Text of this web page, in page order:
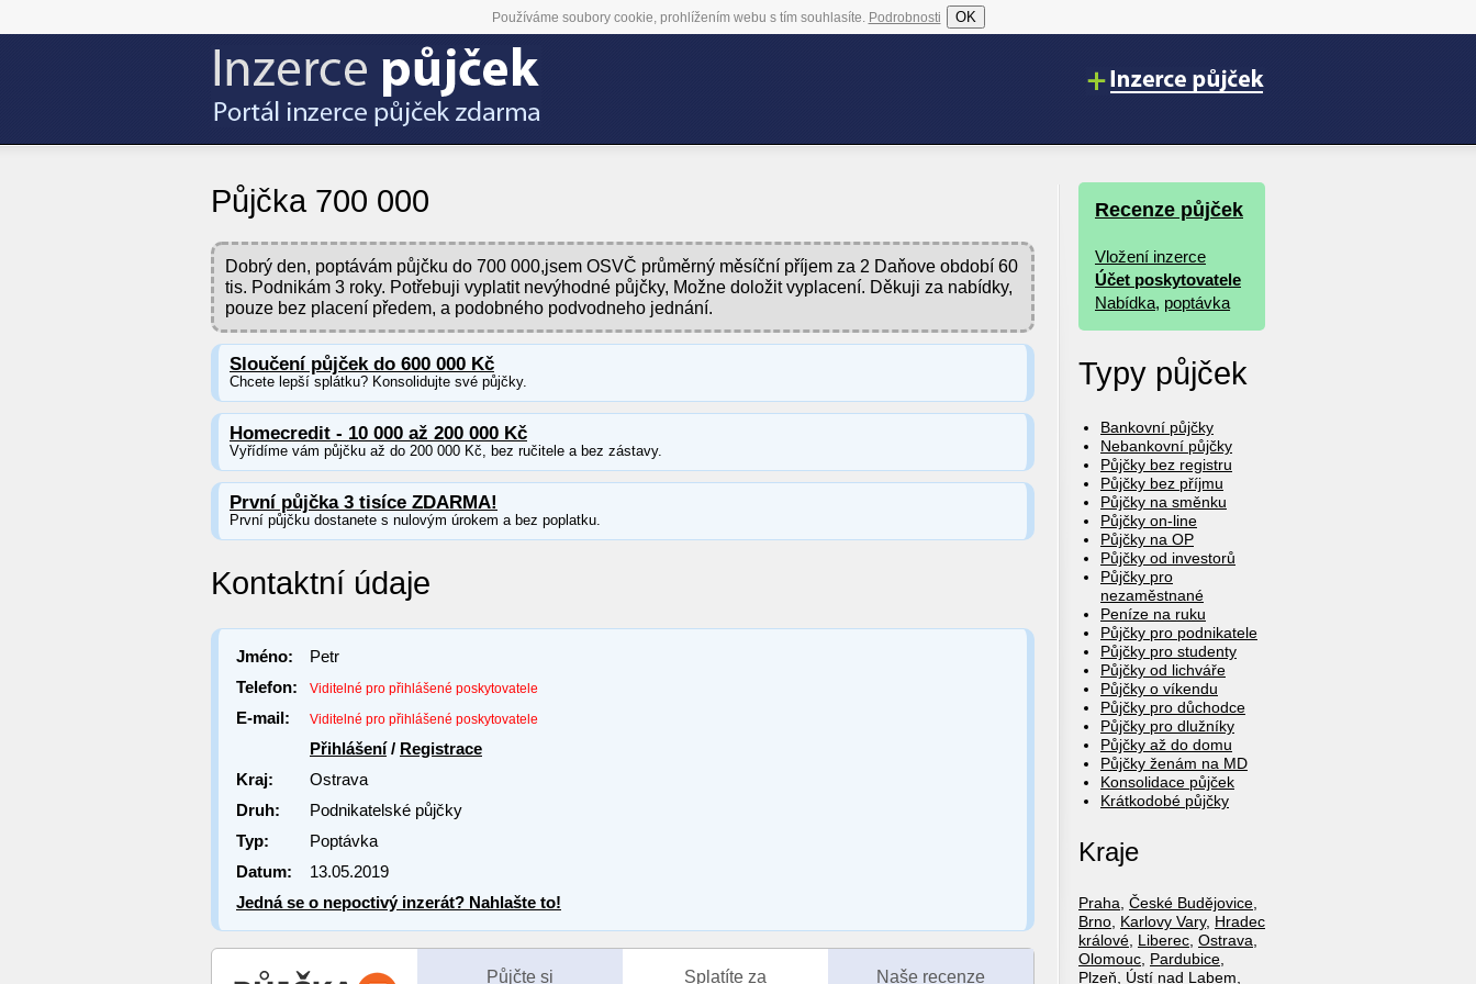
Používáme soubory cookie, prohlížením webu s tím souhlasíte. Podrobnosti OK
Půjčka 700 000
Dobrý den, poptávám půjčku do 700 000,jsem OSVČ průměrný měsíční příjem za 2 Daňove období 60
tis. Podnikám 3 roky. Potřebuji vyplatit nevýhodné půjčky, Možne doložit vyplacení. Děkuji za nabídky,
pouze bez placení předem, a podobného podvodneho jednání.
Sloučení půjček do 600 000 Kč
Chcete lepší splátku? Konsolidujte své půjčky.
Homecredit - 10 000 až 200 000 Kč
Vyřídíme vám půjčku až do 200 000 Kč, bez ručitele a bez zástavy.
První půjčka 3 tisíce ZDARMA!
První půjčku dostanete s nulovým úrokem a bez poplatku.
Kontaktní údaje
Jméno:
Petr
Telefon:
Viditelné pro přihlášené poskytovatele
E-mail: Viditelné pro přihlášené poskytovatele
Přihlášení/ Registrace
Kraj:
Ostrava
Druh:
Podnikatelské půjčky
Typ:
Poptávka
Datum:
13.05.2019
Jedná se o nepoctivý inzerát? Nahlašte to!
Půjčte si Splatíte za Naše recenze
Recenze půjček
Vložení inzerce
Účet poskytovatele
Nabídka, poptávka
Typy půjček
Bankovní půjčky
Nebankovní půjčky
Půjčky bez registru
Půjčky bez příjmu
Půjčky na směnku
Půjčky on-line
Půjčky na OP
Půjčky od investorů
Půjčky pro
nezaměstnané
Peníze na ruku
Půjčky pro podnikatele
Půjčky pro studenty
Půjčky od lichváře
Půjčky o víkendu
Půjčky pro důchodce
Půjčky pro dlužníky
Půjčky až do domu
Půjčky ženám na MD
Konsolidace půjček
Krátkodobé půjčky
Kraje
Praha, České Budějovice,
Brno, Karlovy Vary, Hradec
králové, Liberec, Ostrava,
Olomouc, Pardubice,
Plzeň, Ústí nad Labem,